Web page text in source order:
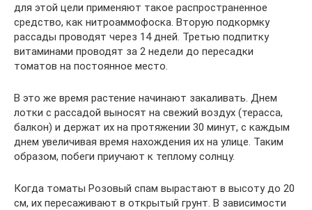
для этой цели применяют такое распространенное
средство, как нитроаммофоска. Вторую подкормку
рассады проводят через 14 дней. Третью подпитку
витаминами проводят за 2 недели до пересадки
томатов на постоянное место.
В это же время растение начинают закаливать. Днем
лотки с рассадой выносят на свежий воздух (терасса,
балкон) и держат их на протяжении 30 минут, с каждым
днем увеличивая время нахождения их на улице. Таким
образом, побеги приучают к теплому солнцу.
Когда томаты Розовый спам вырастают в высоту до 20
см, их пересаживают в открытый грунт. В зависимости